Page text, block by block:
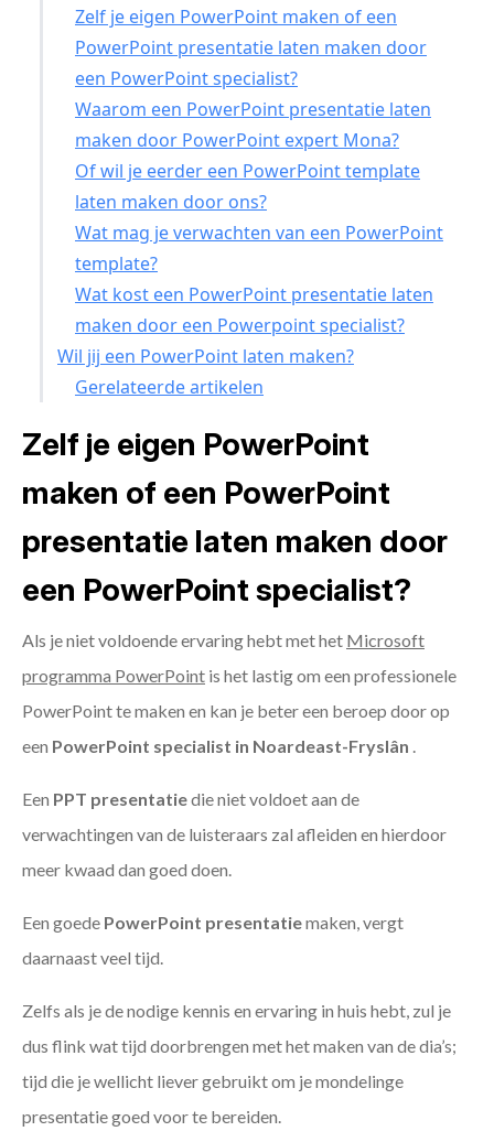
Zelf je eigen PowerPoint maken of een
PowerPoint presentatie laten maken door
een PowerPoint specialist?
Waarom een PowerPoint presentatie laten
maken door PowerPoint expert Mona?
Of wil je eerder een PowerPoint template
laten maken door ons?
Wat mag je verwachten van een PowerPoint
template?
Wat kost een PowerPoint presentatie laten
maken door een Powerpoint specialist?
Wil jij een PowerPoint laten maken?
Gerelateerde artikelen
Zelf je eigen PowerPoint
maken of een PowerPoint
presentatie laten maken door
een PowerPoint specialist?
Als je niet voldoende ervaring hebt met het Microsoft
programma PowerPoint is het lastig om een professionele
PowerPoint te maken en kan je beter een beroep door op
een PowerPoint specialist in Noardeast-Fryslân .
Een PPT presentatiedie niet voldoet aan de
verwachtingen van de luisteraars zal afleiden en hierdoor
meer kwaad dan goed doen.
Een goede PowerPoint presentatiemaken, vergt
daarnaast veel tijd.
Zelfs als je de nodige kennis en ervaring in huis hebt, zul je
dus flink wat tijd doorbrengen met het maken van de dia’s;
tijd die je wellicht liever gebruikt om je mondelinge
presentatie goed voor te bereiden.